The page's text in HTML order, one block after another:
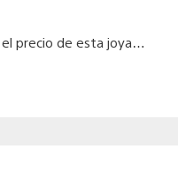
precio de esta joya…